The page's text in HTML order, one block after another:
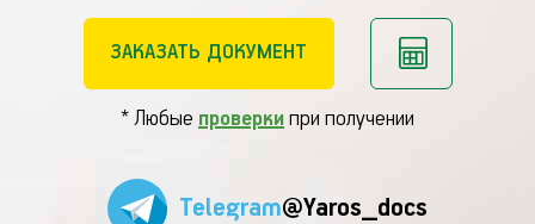
ЗАКАЗАТЬ ДОКУМЕНТ
* Любые проверки при получении
Telegram@Yaros_docs